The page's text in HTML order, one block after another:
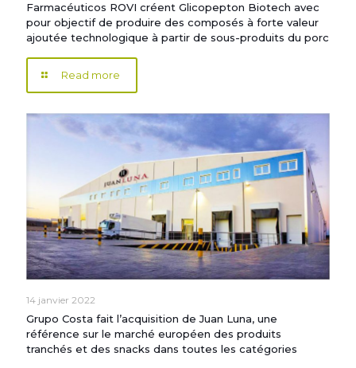
Farmacéuticos ROVI créent Glicopepton Biotech avec
pour objectif de produire des composés à forte valeur
ajoutée technologique à partir de sous-produits du porc
Read more
14 janvier 2022
Grupo Costa fait l’acquisition de Juan Luna, une
référence sur le marché européen des produits
tranchés et des snacks dans toutes les catégories